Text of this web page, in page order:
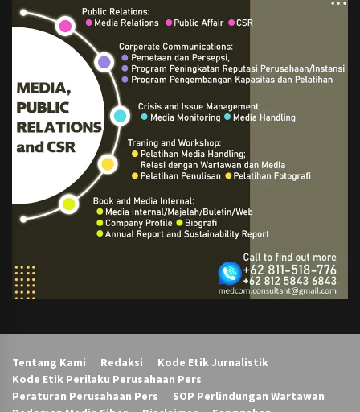
Tentang Kami Redaksi
Kode Etik Jurnalistik
Kode Etik Perilaku Perusahaan Pers
Peraturan Perusahaan Pers
SOP Perlindungan Wartawan